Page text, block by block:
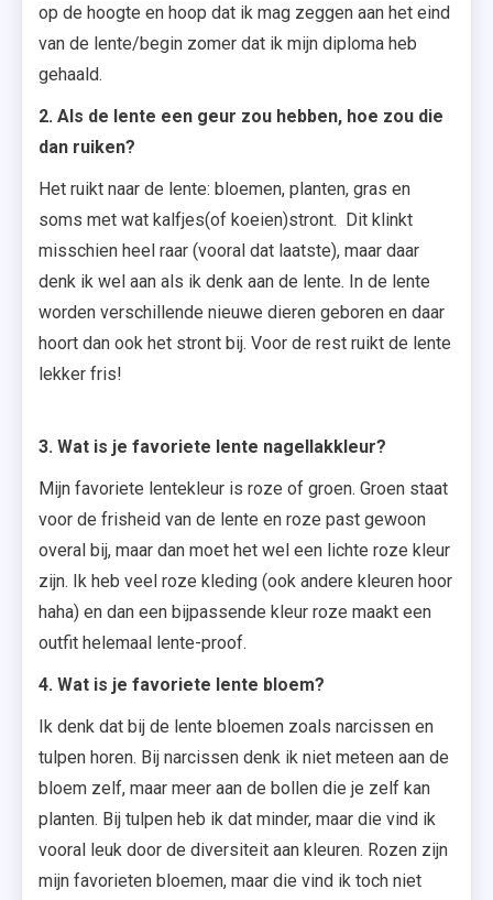
op de hoogte en hoop dat ik mag zeggen aan het eind
van de lente/begin zomer dat ik mijn diploma heb
gehaald.
2. Als de lente een geur zou hebben, hoe zou die
dan ruiken?
Het ruikt naar de lente: bloemen, planten, gras en
soms met wat kalfjes(of koeien)stront. Dit klinkt
misschien heel raar (vooral dat laatste), maar daar
denk ik wel aan als ik denk aan de lente. In de lente
worden verschillende nieuwe dieren geboren en daar
hoort dan ook het stront bij. Voor de rest ruikt de lente
lekker fris!
3. Wat is je favoriete lente nagellakkleur?
Mijn favoriete lentekleur is roze of groen. Groen staat
voor de frisheid van de lente en roze past gewoon
overal bij, maar dan moet het wel een lichte roze kleur
zijn. Ik heb veel roze kleding (ook andere kleuren hoor
haha) en dan een bijpassende kleur roze maakt een
outfit helemaal lente-proof.
4. Wat is je favoriete lente bloem?
Ik denk dat bij de lente bloemen zoals narcissen en
tulpen horen. Bij narcissen denk ik niet meteen aan de
bloem zelf, maar meer aan de bollen die je zelf kan
planten. Bij tulpen heb ik dat minder, maar die vind ik
vooral leuk door de diversiteit aan kleuren. Rozen zijn
mijn favorieten bloemen, maar die vind ik toch niet